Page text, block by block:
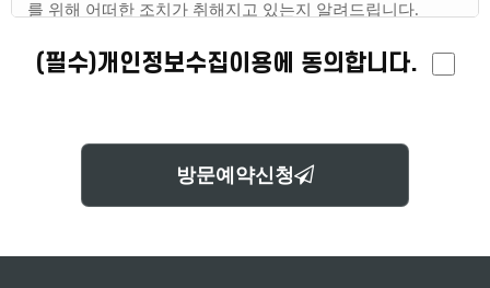
를 위해 어떠한 조치가 취해지고 있는지 알려드립니다.
고, 이에 따른 개인정보취급방침의 지속적인 개선을 위하여
(필수)개인정보수집이용에 동의합니다.
방문예약신청